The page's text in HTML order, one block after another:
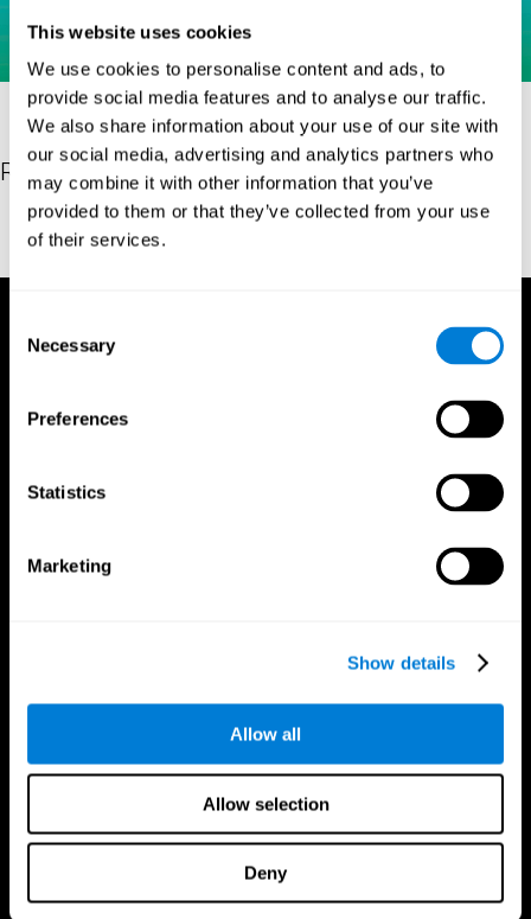
This website uses cookies
We use cookies to personalise content and ads, to
provide social media features and to analyse our traffic.
We also share information about your use of our site with
our social media, advertising and analytics partners who
may combine it with other information that you’ve
provided to them or that they’ve collected from your use
of their services.
Selection
Necessary
Preferences
Statistics
Marketing
Show details
Allow all
Allow selection
Deny
Referenties
Brickenkamp, R. (1962). Aufmerksamkeits-Belastungs-Test (Test
d2) (1st ed.). Göttingen, Germany: Hogrefe.
CogniFit App